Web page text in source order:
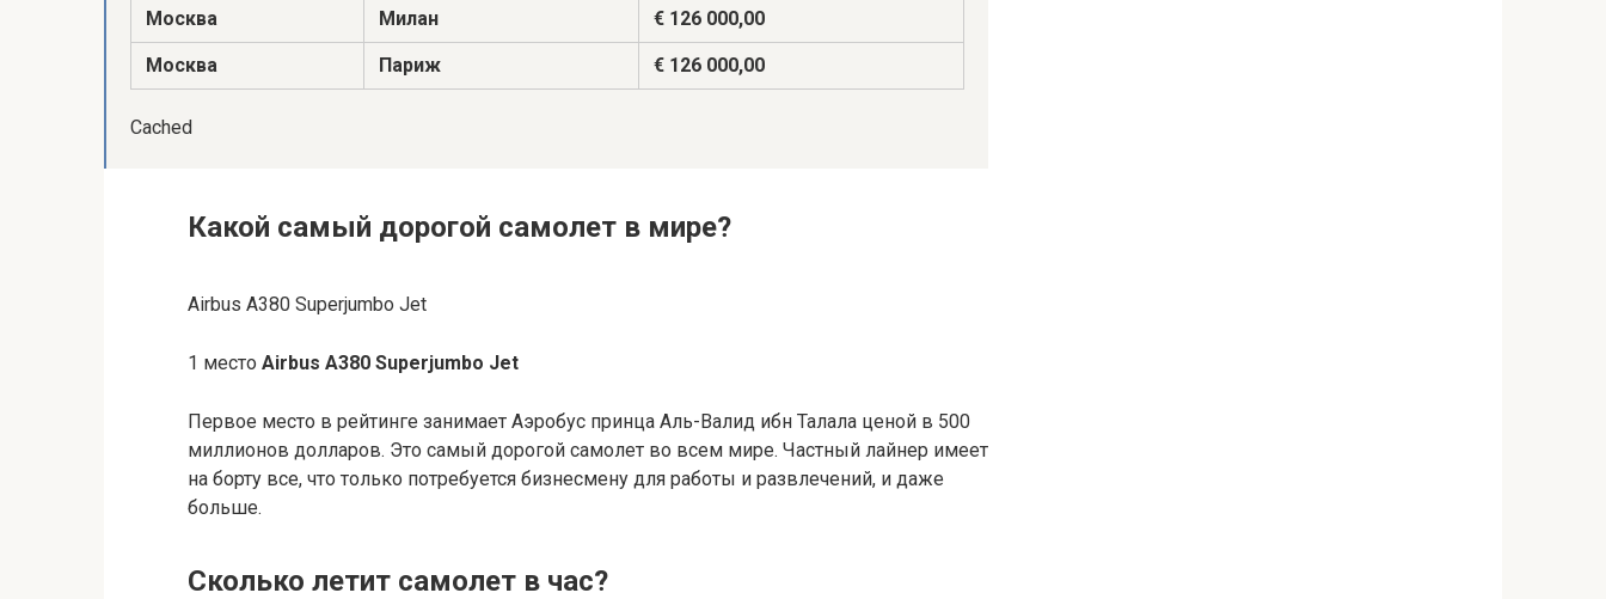
Москва Милан € 126 000,00
Москва Париж € 126 000,00
Cached
Какой самый дорогой самолет в мире?
Airbus A380 Superjumbo Jet
1 место Airbus A380 Superjumbo Jet
Первое место в рейтинге занимает Аэробус принца Аль-Валид ибн Талала ценой в 500
миллионов долларов. Это самый дорогой самолет во всем мире. Частный лайнер имеет
на борту все, что только потребуется бизнесмену для работы и развлечений, и даже
больше.
Сколько летит самолет в час?